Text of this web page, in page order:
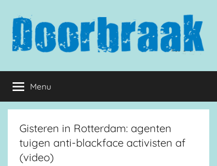
inhoud
springen
Doorbraak.eu
Menu
Gisteren in Rotterdam: agenten
tuigen anti-blackface activisten af
(video)